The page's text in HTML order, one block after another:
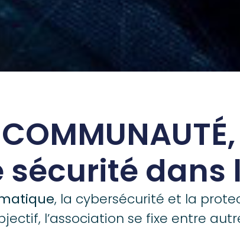
sécurité dans
, la cybersécurité et la
l’association se fixe entre